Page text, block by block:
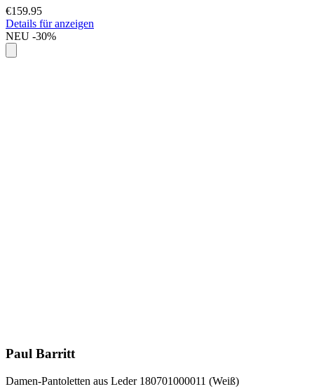
€159.95
Details für anzeigen
NEU -30%
Paul Barritt
Damen-Pantoletten aus Leder 180701000011 (Weiß)